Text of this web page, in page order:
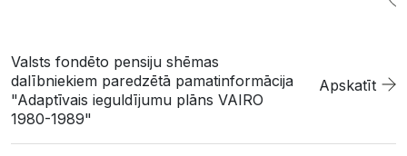
Valsts fondēto pensiju shēmas
dalībniekiem paredzētā pamatinformācija
"Adaptīvais ieguldījumu plāns VAIRO
1980-1989"
Apskatīt